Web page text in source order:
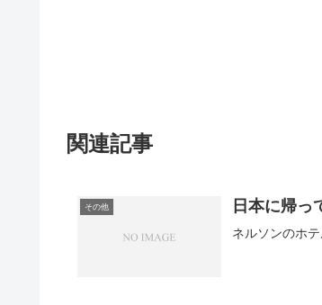
関連記事
その他 日本に帰っ
ネルソンのホ